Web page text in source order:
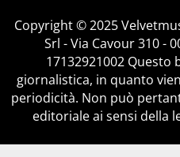
Copyright © 2025
Srl - Via Cavour 310 -
17132921002 Questo
giornalistica, in quanto
periodicità. Non può
editoriale ai sensi della